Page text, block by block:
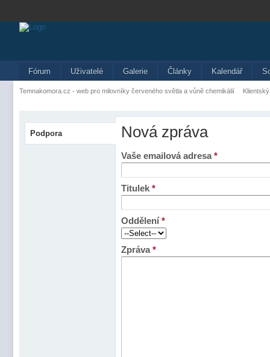
Fórum Uživatelé Galerie Články Kalendář
Temnakomora.cz - web pro milovníky červeného světla a vůně chemikálií
Podpora Nová zpráva
Vaše emailová adresa*
Titulek *
Oddělení*
Zpráva*